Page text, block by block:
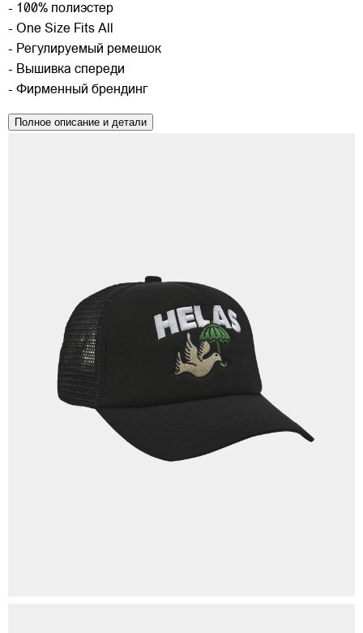
- 100% полиэстер
- One Size Fits All
- Регулируемый ремешок
- Вышивка спереди
- Фирменный брендинг
Полное описание и детали